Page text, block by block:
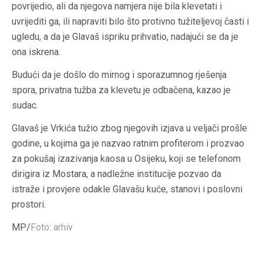
povrijedio, ali da njegova namjera nije bila klevetati i
uvrijediti ga, ili napraviti bilo što protivno tužiteljevoj časti i
ugledu, a da je Glavaš ispriku prihvatio, nadajući se da je
ona iskrena.
Budući da je došlo do mirnog i sporazumnog rješenja
spora, privatna tužba za klevetu je odbačena, kazao je
sudac.
Glavaš je Vrkića tužio zbog njegovih izjava u veljači prošle
godine, u kojima ga je nazvao ratnim profiterom i prozvao
za pokušaj izazivanja kaosa u Osijeku, koji se telefonom
dirigira iz Mostara, a nadležne institucije pozvao da
istraže i provjere odakle Glavašu kuće, stanovi i poslovni
prostori.
MP/ Foto: arhiv